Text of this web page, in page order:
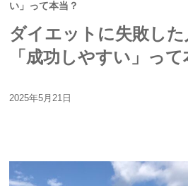
い」って本当？
ダイエットに失敗し
「成功しやすい」って
2025年5月21日